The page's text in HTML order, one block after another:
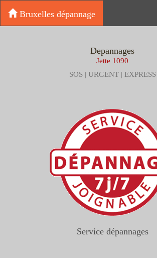
Bruxelles dépannage
Depannages
Jette 1090
SOS | URGENT | EXPRESS
Service dépannages